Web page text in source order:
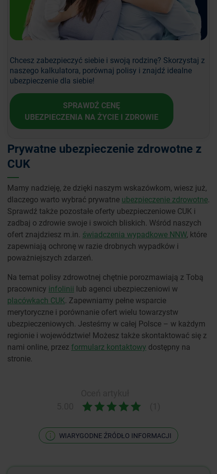
Chcesz zabezpieczyć siebie i swoją rodzinę? Skorzystaj z
naszego kalkulatora, porównaj polisy i znajdź idealne
ubezpieczenie dla siebie!
SPRAWDŹ CENĘ
UBEZPIECZENIA NA ŻYCIE I ZDROWIE
Prywatne ubezpieczenie zdrowotne z
CUK
Mamy nadzieję, że dzięki naszym wskazówkom, wiesz już,
dlaczego warto wybrać prywatne ubezpieczenie zdrowotne
Sprawdź także pozostałe oferty ubezpieczeniowe CUK i
zadbaj o zdrowie swoje i swoich bliskich. Wśród naszych
ofert znajdziesz m.in. świadczenia wypadkowe NNW, które
zapewniają ochronę w razie drobnych wypadków i
poważniejszych zdarzeń.
Na temat polisy zdrowotnej chętnie porozmawiają z Tobą
pracownicy infolinii lub agenci ubezpieczeniowi w
placówkach CUK . Zapewniamy pełne wsparcie
merytoryczne i porównanie ofert wielu towarzystw
ubezpieczeniowych. Jesteśmy w całej Polsce – w każdym
regionie i województwie! Możesz także skontaktować się z
nami online, przez formularz kontaktowy dostępny na
stronie.
WIARYGODNE ŹRÓDŁO INFORMACJI